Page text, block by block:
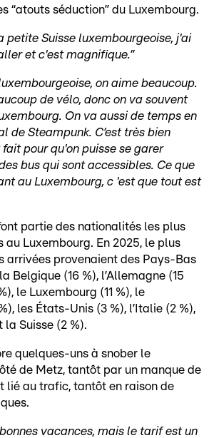
“atouts séduction” du Luxembourg.
petite Suisse luxembourgeoise, j'ai
et c'est magnifique.”
on aime beaucoup.
de vélo, donc on va souvent
On va aussi de temps en
de Steampunk. C’est très bien
pour qu'on puisse se garer
bus qui sont accessibles. Ce que
au Luxembourg, c 'est que tout est
partie des nationalités les plus
au Luxembourg. En 2025, le plus
arrivées provenaient des Pays-Bas
Belgique (16 %), l’Allemagne (15
le Luxembourg (11 %), le
les États-Unis (3 %), l’Italie (2 %),
la Suisse (2 %).
quelques-uns à snober le
de Metz, tantôt par un manque de
lié au trafic, tantôt en raison de
vacances, mais le tarif est un